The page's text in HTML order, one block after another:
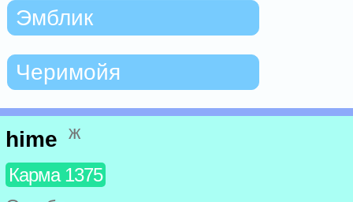
Эмблик
Черимойя
hime ж
Карма 1375